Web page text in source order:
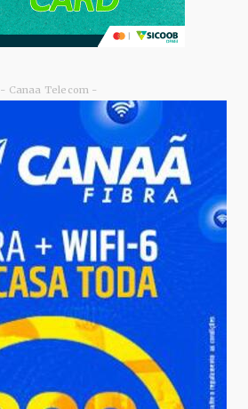
- Canaa Telecom -